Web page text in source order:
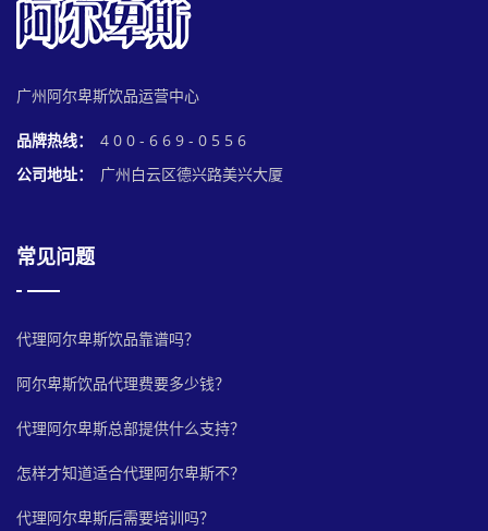
广州阿尔卑斯饮品运营中心
品牌热线：
4 0 0 - 6 6 9 - 0 5 5 6
公司地址：
广州白云区德兴路美兴大厦
常见问题
代理阿尔卑斯饮品靠谱吗？
阿尔卑斯饮品代理费要多少钱？
代理阿尔卑斯总部提供什么支持？
怎样才知道适合代理阿尔卑斯不？
代理阿尔卑斯后需要培训吗？